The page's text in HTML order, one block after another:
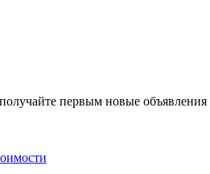
первым новые